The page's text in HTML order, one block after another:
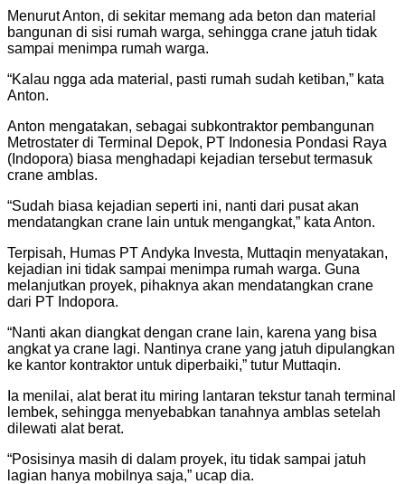
Menurut Anton, di sekitar memang ada beton dan material
bangunan di sisi rumah warga, sehingga crane jatuh tidak
sampai menimpa rumah warga.
“Kalau ngga ada material, pasti rumah sudah ketiban,” kata
Anton.
Anton mengatakan, sebagai subkontraktor pembangunan
Metrostater di Terminal Depok, PT Indonesia Pondasi Raya
(Indopora) biasa menghadapi kejadian tersebut termasuk
crane amblas.
“Sudah biasa kejadian seperti ini, nanti dari pusat akan
mendatangkan crane lain untuk mengangkat,” kata Anton.
Terpisah, Humas PT Andyka Investa, Muttaqin menyatakan,
kejadian ini tidak sampai menimpa rumah warga. Guna
melanjutkan proyek, pihaknya akan mendatangkan crane
dari PT Indopora.
“Nanti akan diangkat dengan crane lain, karena yang bisa
angkat ya crane lagi. Nantinya crane yang jatuh dipulangkan
ke kantor kontraktor untuk diperbaiki,” tutur Muttaqin.
Ia menilai, alat berat itu miring lantaran tekstur tanah terminal
lembek, sehingga menyebabkan tanahnya amblas setelah
dilewati alat berat.
“Posisinya masih di dalam proyek, itu tidak sampai jatuh
lagian hanya mobilnya saja,” ucap dia.